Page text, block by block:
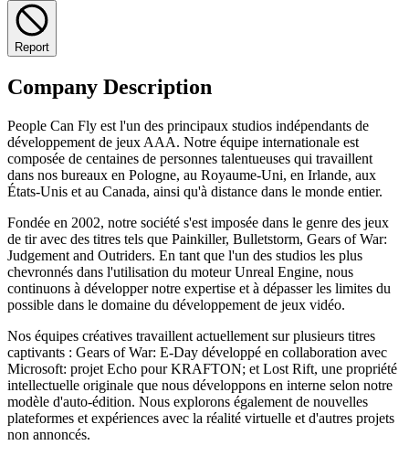
Report
Company Description
People Can Fly est l'un des principaux studios indépendants de
développement de jeux AAA. Notre équipe internationale est
composée de centaines de personnes talentueuses qui travaillent
dans nos bureaux en Pologne, au Royaume-Uni, en Irlande, aux
États-Unis et au Canada, ainsi qu'à distance dans le monde entier.
Fondée en 2002, notre société s'est imposée dans le genre des jeux
de tir avec des titres tels que Painkiller, Bulletstorm, Gears of War:
Judgement and Outriders. En tant que l'un des studios les plus
chevronnés dans l'utilisation du moteur Unreal Engine, nous
continuons à développer notre expertise et à dépasser les limites du
possible dans le domaine du développement de jeux vidéo.
Nos équipes créatives travaillent actuellement sur plusieurs titres
captivants : Gears of War: E-Day développé en collaboration avec
Microsoft: projet Echo pour KRAFTON; et Lost Rift, une propriété
intellectuelle originale que nous développons en interne selon notre
modèle d'auto-édition. Nous explorons également de nouvelles
plateformes et expériences avec la réalité virtuelle et d'autres projets
non annoncés.